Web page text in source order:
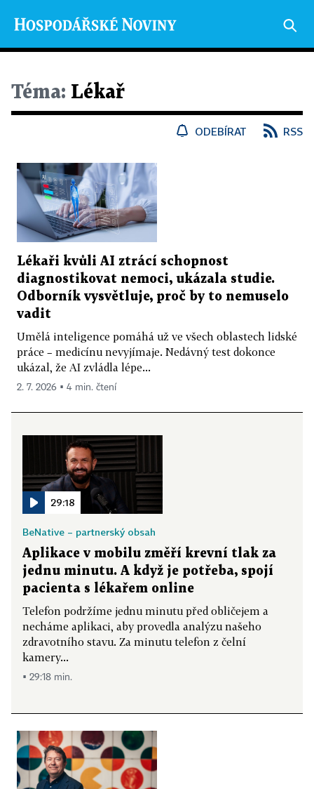
Téma: Lékař
ODEBÍRAT RSS
Lékaři kvůli AI ztrácí schopnost
diagnostikovat nemoci, ukázala studie.
Odborník vysvětluje, proč by to nemuselo
vadit
Umělá inteligence pomáhá už ve všech oblastech lidské
práce – medicínu nevyjímaje. Nedávný test dokonce
ukázal, že AI zvládla lépe...
2. 7. 2026 ▪ 4 min. čtení
29:18
BeNative – partnerský obsah
Aplikace v mobilu změří krevní tlak za
jednu minutu. A když je potřeba, spojí
pacienta s lékařem online
Telefon podržíme jednu minutu před obličejem a
necháme aplikaci, aby provedla analýzu našeho
zdravotního stavu. Za minutu telefon z čelní
kamery...
▪ 29:18 min.